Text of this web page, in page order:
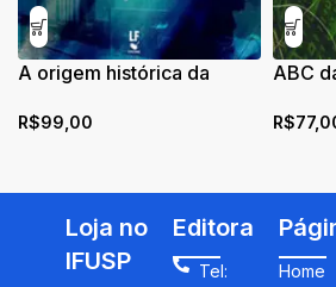
A origem histórica da
R$99,00
ABC
R$
Loja no
IFUSP
Editora
Tel:
Home